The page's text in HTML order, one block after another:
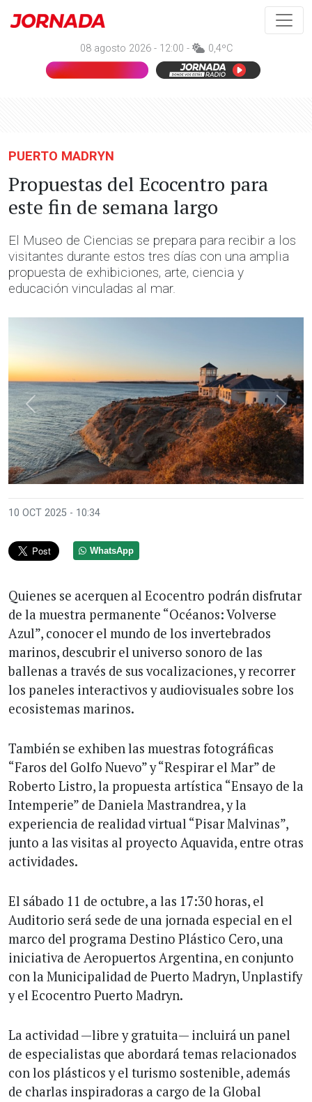
08 agosto 2026 - 12:00 - 0,4ºC
PUERTO MADRYN
Propuestas del Ecocentro para
este fin de semana largo
El Museo de Ciencias se prepara para recibir a los
visitantes durante estos tres días con una amplia
propuesta de exhibiciones, arte, ciencia y
educación vinculadas al mar.
Anterior
10 OCT 2025 - 10:34
WhatsApp
Quienes se acerquen al Ecocentro podrán disfrutar
de la muestra permanente “Océanos: Volverse
Azul”, conocer el mundo de los invertebrados
marinos, descubrir el universo sonoro de las
ballenas a través de sus vocalizaciones, y recorrer
los paneles interactivos y audiovisuales sobre los
ecosistemas marinos.
También se exhiben las muestras fotográficas
“Faros del Golfo Nuevo” y “Respirar el Mar” de
Roberto Listro, la propuesta artística “Ensayo de la
Intemperie” de Daniela Mastrandrea, y la
experiencia de realidad virtual “Pisar Malvinas”,
junto a las visitas al proyecto Aquavida, entre otras
actividades.
El sábado 11 de octubre, a las 17:30 horas, el
Auditorio será sede de una jornada especial en el
marco del programa Destino Plástico Cero, una
iniciativa de Aeropuertos Argentina, en conjunto
con la Municipalidad de Puerto Madryn, Unplastify
y el Ecocentro Puerto Madryn.
La actividad —libre y gratuita— incluirá un panel
de especialistas que abordará temas relacionados
con los plásticos y el turismo sostenible, además
de charlas inspiradoras a cargo de la Global